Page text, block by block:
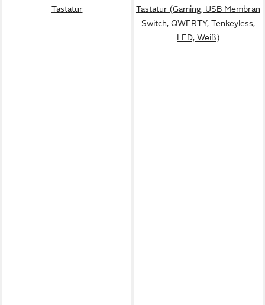
Tastatur
Tastatur (Gaming, USB Membran
Switch, QWERTY, Tenkeyless,
LED, Weiß)